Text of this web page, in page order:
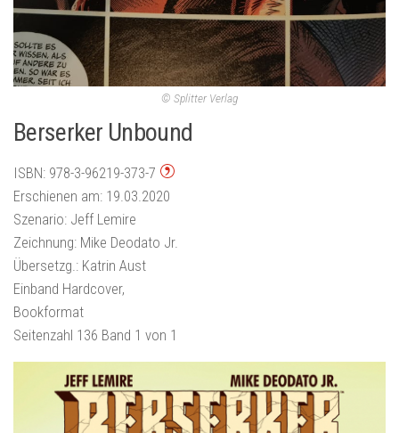
© Splitter Verlag
Berserker Unbound
ISBN: 978-3-96219-373-7
Erschienen am: 19.03.2020
Szenario: Jeff Lemire
Zeichnung: Mike Deodato Jr.
Übersetzg.: Katrin Aust
Einband Hardcover,
Bookformat
Seitenzahl 136 Band 1 von 1